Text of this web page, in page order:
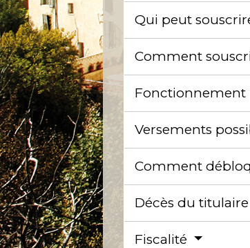
Qui peut
Comment
Fonctionnement
Versements
Comment
Décès du titulaire
Fiscalité